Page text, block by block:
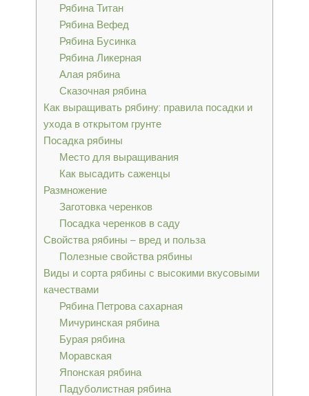
Рябина Титан
Рябина Вефед
Рябина Бусинка
Рябина Ликерная
Алая рябина
Сказочная рябина
Как выращивать рябину: правила посадки и
ухода в открытом грунте
Посадка рябины
Место для выращивания
Как высадить саженцы
Размножение
Заготовка черенков
Посадка черенков в саду
Свойства рябины – вред и польза
Полезные свойства рябины
Виды и сорта рябины с высокими вкусовыми
качествами
Рябина Петрова сахарная
Мичуринская рябина
Бурая рябина
Моравская
Японская рябина
Падуболистная рябина